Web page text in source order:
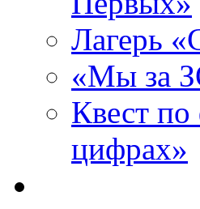
Лагерь
«Мы за
Квест
цифрах»